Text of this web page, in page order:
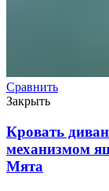
Сравнить
Закрыть
Кровать
механизмом
Мята